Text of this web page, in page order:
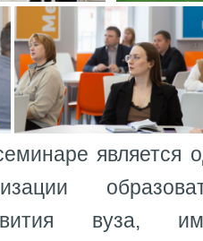
является
вуза,